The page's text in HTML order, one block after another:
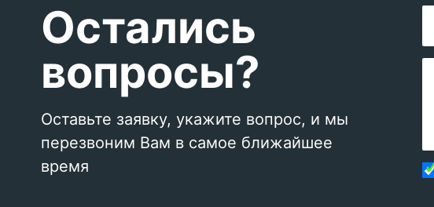
Остались
вопросы?
Оставьте заявку, укажите вопрос, и мы
перезвоним Вам в самое ближайшее
время